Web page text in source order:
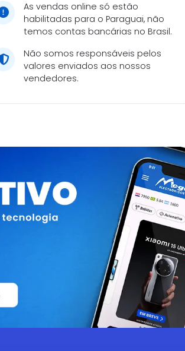
As vendas online só estão
habilitadas para o Paraguai, não
temos contas bancárias no Brasil.
Não somos responsáveis pelos
valores enviados aos nossos
vendedores.